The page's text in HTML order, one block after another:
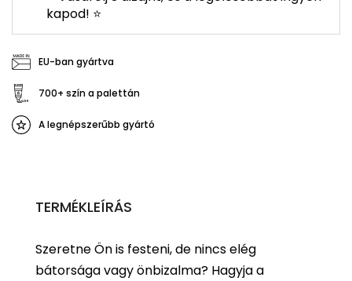
kapod! ⭐
EU-ban gyártva
700+ szín a palettán
A legnépszerűbb gyártó
TERMÉKLEÍRÁS
Szeretne Ön is festeni, de nincs elég
bátorsága vagy önbizalma? Hagyja a